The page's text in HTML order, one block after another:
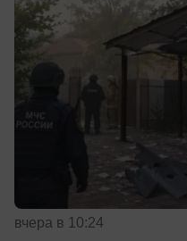
вчера в 10:24